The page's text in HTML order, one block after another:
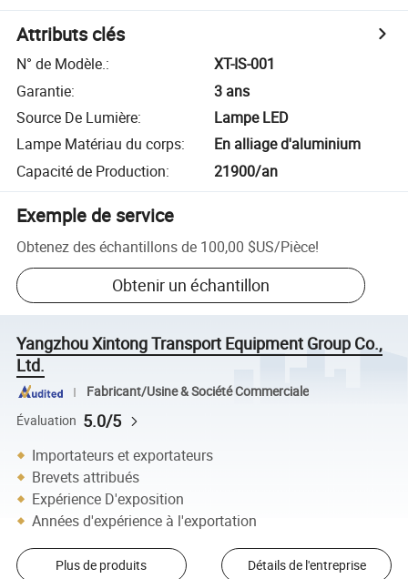
Attributs clés
N° de Modèle.:
XT-IS-001
Garantie:
3 ans
Source De Lumière:
Lampe LED
Lampe Matériau du corps:
En alliage d'aluminium
Capacité de Production: 21900/an
Exemple de service
Obtenez des échantillons de 100,00 $US/Pièce!
Obtenir un échantillon
Yangzhou Xintong Transport Equipment Group Co.,
Ltd.
Fabricant/Usine & Société Commerciale
Évaluation 5.0/5
Importateurs et exportateurs
Brevets attribués
Expérience D'exposition
Années d'expérience à l'exportation
Plus de produits Détails de l'entreprise